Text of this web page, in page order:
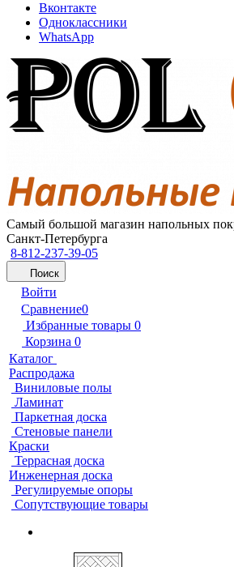
Вконтакте
Одноклассники
WhatsApp
Самый большой магазин напольных
Санкт-Петербурга
8-812-237-39-05
Поиск
Войти
Сравнение0
Избранные товары 0
Корзина 0
Каталог
Распродажа
Виниловые полы
Ламинат
Паркетная доска
Стеновые панели
Краски
Террасная доска
Инженерная доска
Регулируемые опоры
Сопутствующие товары